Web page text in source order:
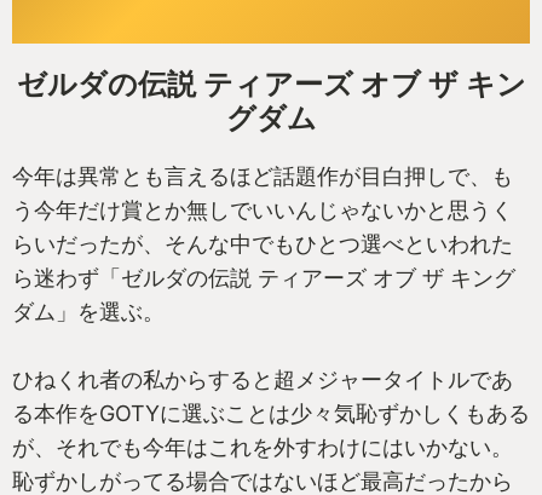
ゼルダの伝説 ティアーズ オブ ザ キン
グダム
今年は異常とも言えるほど話題作が目白押しで、も
う今年だけ賞とか無しでいいんじゃないかと思うく
らいだったが、そんな中でもひとつ選べといわれた
ら迷わず「ゼルダの伝説 ティアーズ オブ ザ キング
ダム」を選ぶ。
ひねくれ者の私からすると超メジャータイトルであ
る本作をGOTYに選ぶことは少々気恥ずかしくもある
が、それでも今年はこれを外すわけにはいかない。
恥ずかしがってる場合ではないほど最高だったから